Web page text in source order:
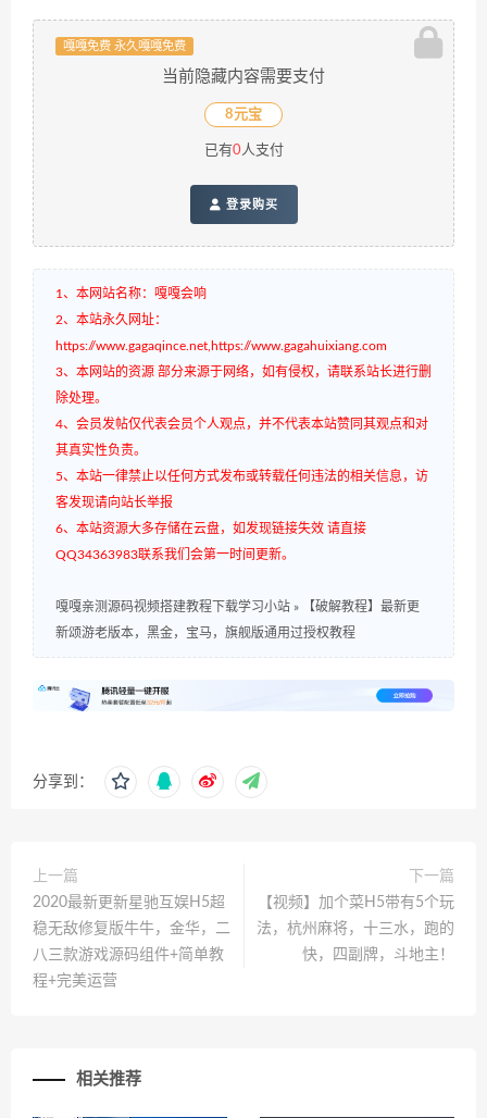
嘎嘎免费 永久嘎嘎免费
当前隐藏内容需要支付
8元宝
已有0人支付
登录购买
1、本网站名称：嘎嘎会响
2、本站永久网址：
https://www.gagaqince.net,https://www.gagahuixiang.com
3、本网站的资源 部分来源于网络，如有侵权，请联系站长进行删
除处理。
4、会员发帖仅代表会员个人观点，并不代表本站赞同其观点和对
其真实性负责。
5、本站一律禁止以任何方式发布或转载任何违法的相关信息，访
客发现请向站长举报
6、本站资源大多存储在云盘，如发现链接失效 请直接
QQ34363983联系我们会第一时间更新。
嘎嘎亲测源码视频搭建教程下载学习小站 »
【破解教程】最新更
新颂游老版本，黑金，宝马，旗舰版通用过授权教程
分享到：
上一篇
2020最新更新星驰互娱H5超
稳无敌修复版牛牛，金华，二
八三款游戏源码组件+简单教
程+完美运营
下一篇
【视频】加个菜H5带有5个玩
法，杭州麻将，十三水，跑的
快，四副牌，斗地主！
相关推荐